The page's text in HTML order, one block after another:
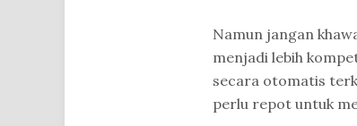
Namun jangan
menjadi lebih
secara otomatis
perlu repot untuk